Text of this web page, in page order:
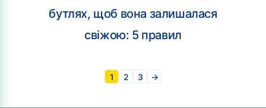
бутлях, щоб вона залишалася
свіжою: 5 правил
1 2 3 →